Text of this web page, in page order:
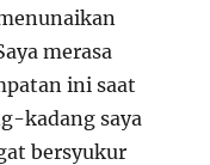
merasa
ini saat
kadang saya
bersyukur